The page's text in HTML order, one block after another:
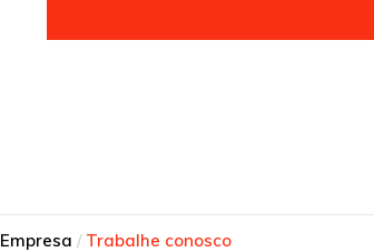
Empresa Trabalhe conosco